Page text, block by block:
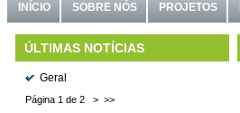
INÍCIO SOBRE NÓS PROJETOS
ÚLTIMAS NOTÍCIAS
Geral
Página 1 de 2 > >>